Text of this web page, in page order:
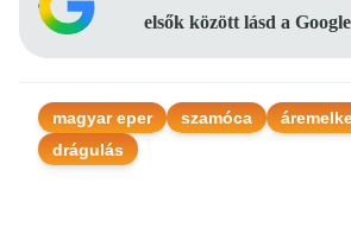
elsők között lásd a
magyar eper szamóca
drágulás